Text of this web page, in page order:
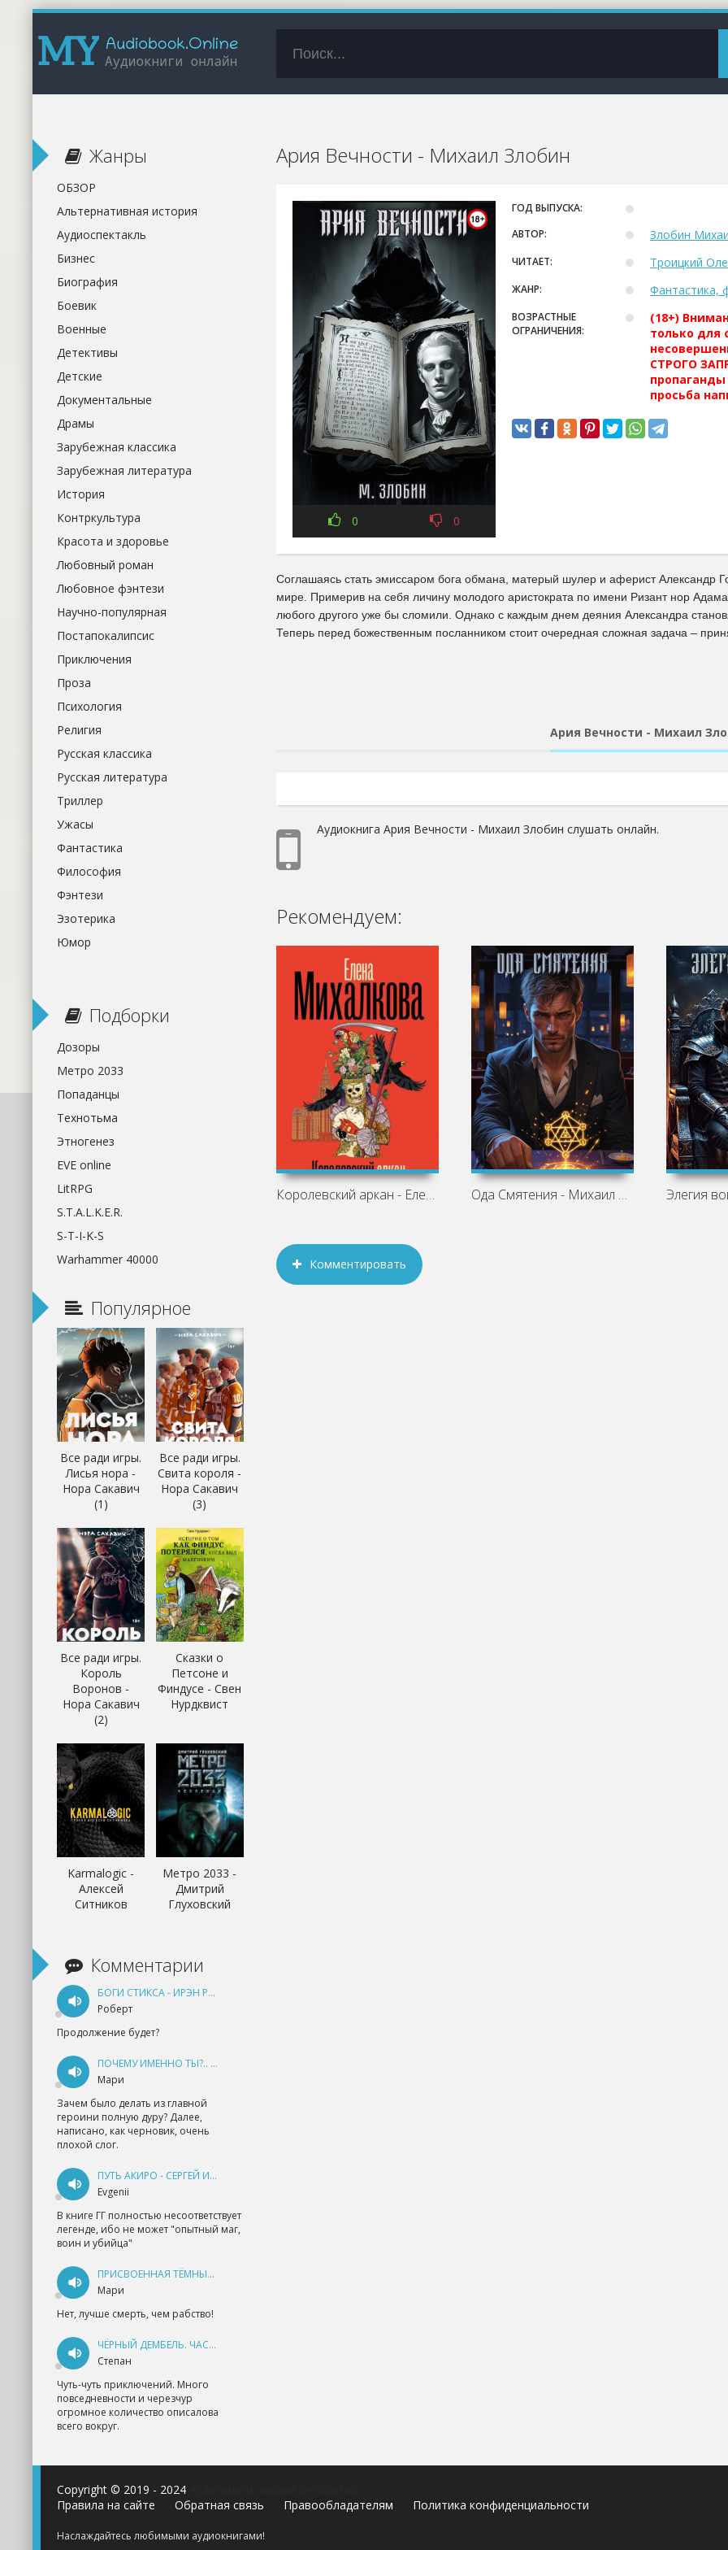
Ария Вечности - Михаил Злобин
0 0
ГОД ВЫПУСКА:
АВТОР:
Злобин
ЧИТАЕТ: Троицкий
ЖАНР: Фантастика,
ВОЗРАСТНЫЕ
ОГРАНИЧЕНИЯ:
(18+)
только для
СТРОГО
просьба
Соглашаясь стать эмиссаром бога обмана, матерый шулер и аферист Александр
мире. Примерив на себя личину молодого аристократа по имени Ризант нор
любого другого уже бы сломили. Однако с каждым днем деяния Александра
Теперь перед божественным посланником стоит очередная сложная задача –
Ария Вечности - Михаил
Аудиокнига Ария Вечности - Михаил Злобин слушать онлайн.
Рекомендуем:
Королевский аркан - Елена Михалкова Ода Смятения - Михаил Злобин
Комментировать
Жанры
ОБЗОР
Альтернативная история
Аудиоспектакль
Бизнес
Биография
Боевик
Военные
Детективы
Детские
Документальные
Драмы
Зарубежная классика
Зарубежная литература
История
Контркультура
Красота и здоровье
Любовный роман
Любовное фэнтези
Научно-популярная
Постапокалипсис
Приключения
Проза
Психология
Религия
Русская классика
Русская литература
Триллер
Ужасы
Фантастика
Философия
Фэнтези
Эзотерика
Юмор
Подборки
Дозоры
Метро 2033
Попаданцы
Технотьма
Этногенез
EVE online
LitRPG
S.T.A.L.K.E.R.
S-T-I-K-S
Warhammer 40000
Популярное
Все ради игры.
Лисья нора -
Нора Сакавич
(1)
Все ради игры.
Свита короля -
Нора Сакавич
(3)
Все ради игры.
Король
Воронов -
Нора Сакавич
(2)
Сказки о
Петсоне и
Финдусе - Свен
Нурдквист
Karmalogic -
Алексей
Ситников
Метро 2033 -
Дмитрий
Глуховский
Комментарии
БОГИ СТИКСА - ИРЭН РУДКЕВИЧ
Роберт
Продолжение будет?
ПОЧЕМУ ИМЕННО ТЫ?.. КНИГА 1 - ЕКАТЕРИНА ЮДИНА
Мари
Зачем было делать из главной
героини полную дуру? Далее,
написано, как черновик, очень
плохой слог.
ПУТЬ АКИРО - СЕРГЕЙ ИЗМАЙЛОВ
Evgenii
В книге ГГ полностью несоответствует
легенде, ибо не может "опытный маг,
воин и убийца"
ПРИСВОЕННАЯ ТЁМНЫМ. ПРОКЛЯТАЯ ЛЮБОВЬ - АННА ГЕРР
Мари
Нет, лучше смерть, чем рабство!
ЧЁРНЫЙ ДЕМБЕЛЬ. ЧАСТЬ 1 - АНДРЕЙ ФЕДИН
Степан
Чуть-чуть приключений. Много
повседневности и черезчур
огромное количество описалова
всего вокруг.
Copyright © 2019 - 2024
Правила на сайте
Обратная связь Правообладателям Политика конфиденциальности
Наслаждайтесь любимыми аудиокнигами!